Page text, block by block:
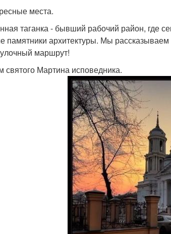
места.
таганка - бывший рабочий район, где
памятники архитектуры. Мы
маршрут!
святого Мартина исповедника.